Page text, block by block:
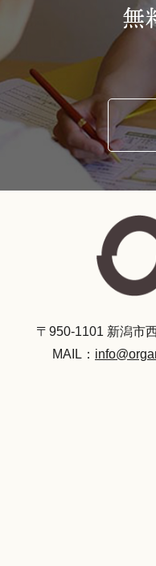
無
〒950-1101 新潟市
MAIL：